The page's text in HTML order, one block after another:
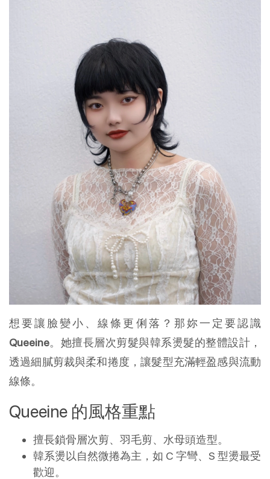
想要讓臉變小、線條更俐落？那妳一定要認識
Queeine。她擅長層次剪髮與韓系燙髮的整體設計，
透過細膩剪裁與柔和捲度，讓髮型充滿輕盈感與流動
線條。
Queeine 的風格重點
擅長鎖骨層次剪、羽毛剪、水母頭造型。
韓系燙以自然微捲為主，如 C 字彎、S 型燙最受
歡迎。